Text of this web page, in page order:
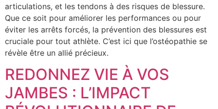
articulations, et les tendons à des risques de blessure.
Que ce soit pour améliorer les performances ou pour
éviter les arrêts forcés, la prévention des blessures est
cruciale pour tout athlète. C’est ici que l’ostéopathie se
révèle être un allié précieux.
REDONNEZ VIE À VOS
JAMBES : L’IMPACT